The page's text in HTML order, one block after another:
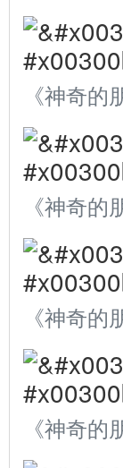
《神奇的
《神奇的
《神奇的
《神奇的